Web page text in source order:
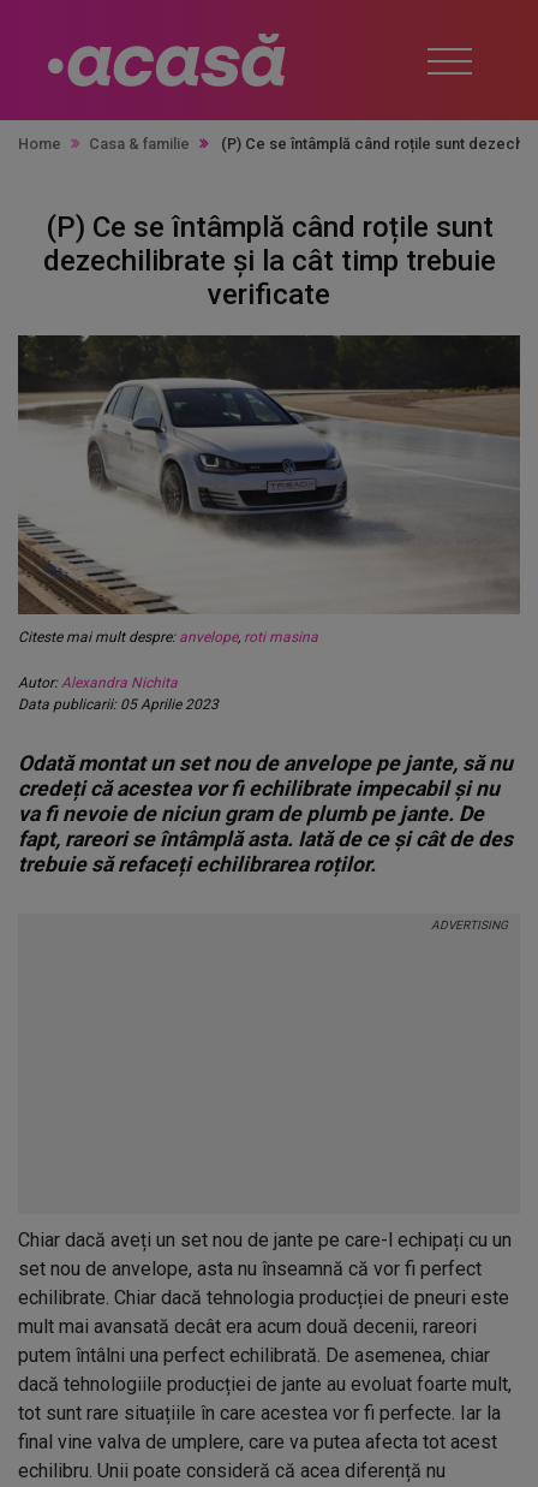
Home Casa & familie (P) Ce se întâmplă când roțile sunt
(P) Ce se întâmplă când roțile sunt
dezechilibrate și la cât timp trebuie
verificate
Citeste mai mult despre: anvelope, roti masina
Autor:Alexandra Nichita
Data publicarii: 05 Aprilie 2023
Odată montat un set nou de anvelope pe jante, să nu
credeți că acestea vor fi echilibrate impecabil și nu
va fi nevoie de niciun gram de plumb pe jante. De
fapt, rareori se întâmplă asta. Iată de ce și cât de des
trebuie să refaceți echilibrarea roților.
Chiar dacă aveți un set nou de jante pe care-l echipați cu un
set nou de anvelope, asta nu înseamnă că vor fi perfect
echilibrate. Chiar dacă tehnologia producției de pneuri este
mult mai avansată decât era acum două decenii, rareori
putem întâlni una perfect echilibrată. De asemenea, chiar
dacă tehnologiile producției de jante au evoluat foarte mult,
tot sunt rare situațiile în care acestea vor fi perfecte. Iar la
final vine valva de umplere, care va putea afecta tot acest
echilibru. Unii poate consideră că acea diferență nu